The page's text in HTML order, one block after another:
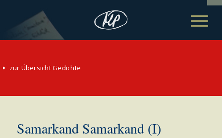
zur Übersicht Gedichte
Samarkand Samarkand (I)